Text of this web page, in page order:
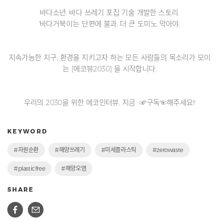
바다소년, 바다 쓰레기 포집 기술 개발한 스토리.
'바다거북이'는 단편에 불과. 더 큰 도미노 막아야.
지속가능한 지구, 환경을 지키고자 하는 모든 사람들의 목소리가 모이
는 [에코뷰2030] 을 시작합니다.
우리의 2030을 위한 에코인터뷰, 지금 ☞구독☜해주세요!!
KEYWORD
#자원순환 #해양쓰레기 #미세플라스틱 #zerowaste
#plasticfree #해양오염
SHARE